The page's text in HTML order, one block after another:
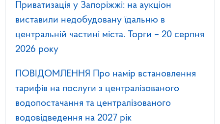
Приватизація у Запоріжжі: на аукціон
виставили недобудовану їдальню в
центральній частині міста. Торги – 20 серпня
2026 року
ПОВІДОМЛЕННЯ Про намір встановлення
тарифів на послуги з централізованого
водопостачання та централізованого
водовідведення на 2027 рік